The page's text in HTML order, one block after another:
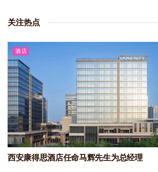
关注热点
酒店
西安康得思酒店任命马辉先生为总经理